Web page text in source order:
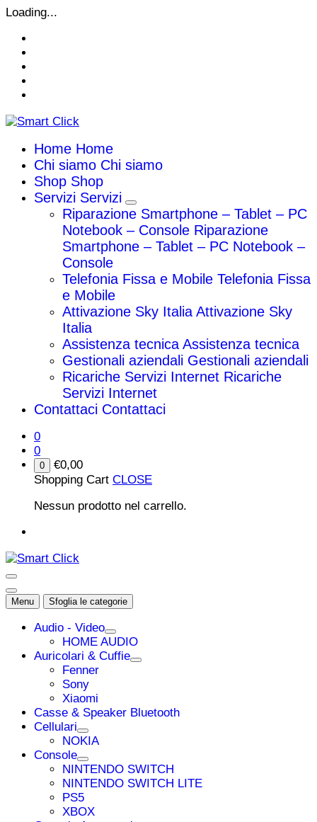
Vai
contenuto
Loading...
Home Home
Chi siamo Chi siamo
Shop Shop
Servizi Servizi
Riparazione Smartphone – Tablet – PC
Notebook – Console Riparazione
Smartphone – Tablet – PC Notebook –
Console
Telefonia Fissa e Mobile Telefonia Fissa
e Mobile
Attivazione Sky Italia Attivazione Sky
Italia
Assistenza tecnica Assistenza tecnica
Gestionali aziendali Gestionali aziendali
Ricariche Servizi Internet Ricariche
Servizi Internet
Contattaci Contattaci
0
0
0 €0,00
Shopping Cart CLOSE
Nessun prodotto nel carrello.
Menu Sfoglia le categorie
Audio - Video
HOME AUDIO
Auricolari & Cuffie
Fenner
Sony
Xiaomi
Casse & Speaker Bluetooth
Cellulari
NOKIA
Console
NINTENDO SWITCH
NINTENDO SWITCH LITE
PS5
XBOX